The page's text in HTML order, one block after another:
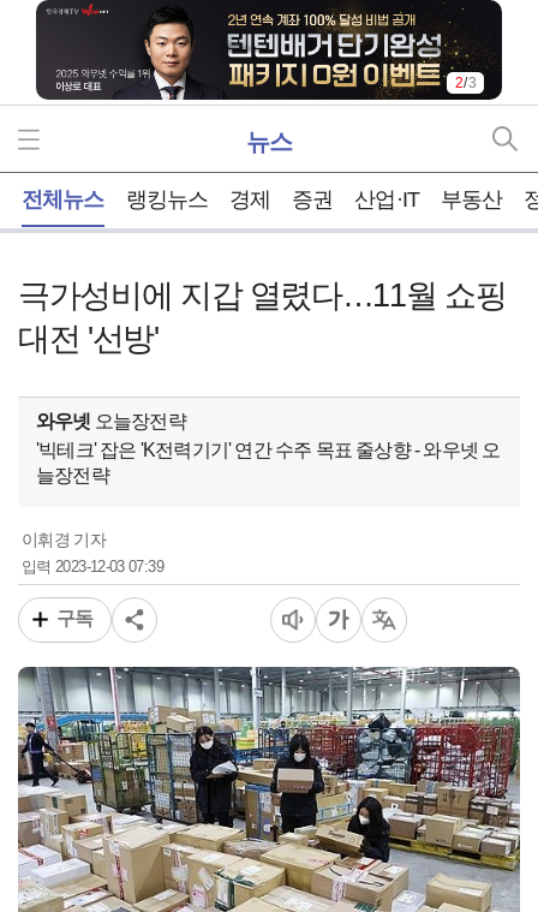
2/3
뉴스
전체뉴스 랭킹뉴스 경제 증권 산업·IT 부동산
극가성비에 지갑 열렸다…11월 쇼핑
대전 '선방'
와우넷 오늘장전략
'빅테크' 잡은 'K전력기기' 연간 수주 목표 줄상향 - 와우넷 오
늘장전략
이휘경 기자
입력 2023-12-03 07:39
구독